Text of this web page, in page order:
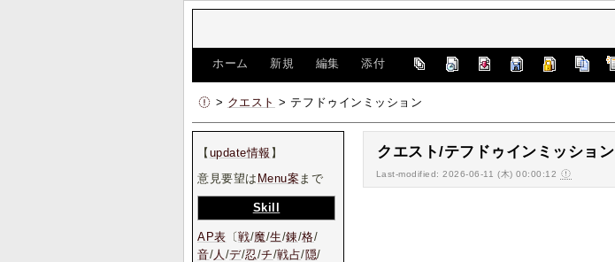
ホーム 新規 編集 添付
> クエスト > テフドゥインミッション
クエスト/テフドゥインミッション
Last-modified: 2026-06-11 (木) 00:00:12
【update情報 】
意見要望は Menu案 まで
Skill
AP表 〔戦/魔/生/錬/格/
音/ 人 /デ/忍/チ/戦占/隠/